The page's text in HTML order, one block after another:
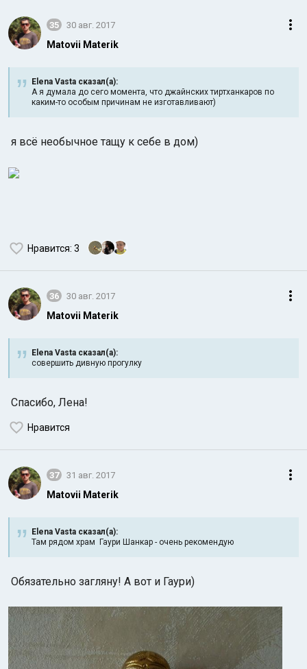
35 30 авг. 2017
Matovii Materik
Elena Vasta сказал(а):
А я думала до сего момента, что джайнских тиртханкаров по
каким-то особым причинам не изготавливают)
я всё необычное тащу к себе в дом)
Нравится: 3
36 30 авг. 2017
Matovii Materik
Elena Vasta сказал(а):
совершить дивную прогулку
Спасибо, Лена!
Нравится
37 31 авг. 2017
Matovii Materik
Elena Vasta сказал(а):
Там рядом храм Гаури Шанкар - очень рекомендую
Обязательно загляну! А вот и Гаури)